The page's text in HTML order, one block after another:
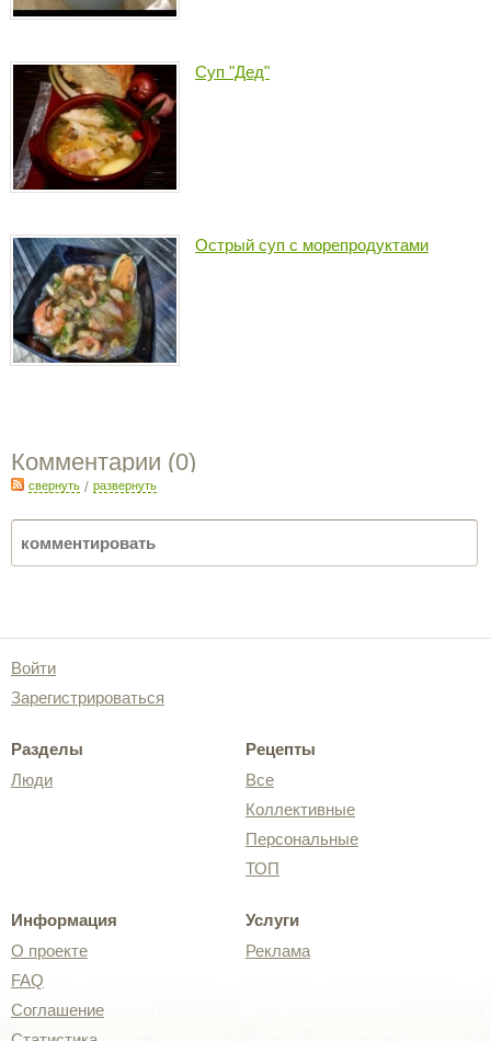
Суп "Дед"
Острый суп с морепродуктами
Комментарии (0)
свернуть / развернуть
Войти
Зарегистрироваться
Разделы
Люди
Рецепты
Все
Коллективные
Персональные
ТОП
Информация
О проекте
FAQ
Соглашение
Услуги
Реклама